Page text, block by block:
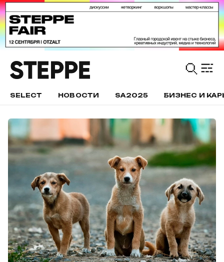
SELECT НОВОСТИ SA2025 БИЗНЕС И